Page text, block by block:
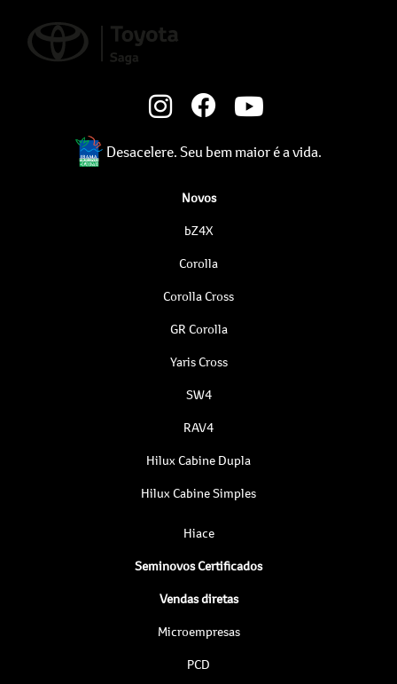
Desacelere. Seu bem maior é a vida.
Novos
bZ4X
Corolla
Corolla Cross
GR Corolla
Yaris Cross
SW4
RAV4
Hilux Cabine Dupla
Hilux Cabine Simples
Hiace
Seminovos Certificados
Vendas diretas
Microempresas
PCD